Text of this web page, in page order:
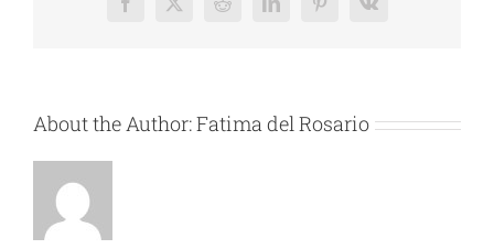
Facebook
X RedditLinkedInPinterest
Vk
About the Author:Fatima del Rosario